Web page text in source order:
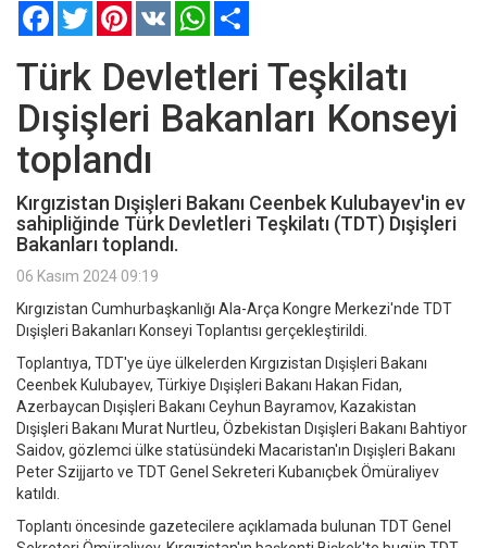
FacebookTwitterPinterest
VK WhatsApp
Türk Devletleri Teşkilatı
Dışişleri Bakanları Konseyi
toplandı
Kırgızistan Dışişleri Bakanı Ceenbek Kulubayev'in ev
sahipliğinde Türk Devletleri Teşkilatı (TDT) Dışişleri
Bakanları toplandı.
06 Kasım 2024 09:19
Kırgızistan Cumhurbaşkanlığı Ala-Arça Kongre Merkezi'nde TDT
Dışişleri Bakanları Konseyi Toplantısı gerçekleştirildi.
Toplantıya, TDT'ye üye ülkelerden Kırgızistan Dışişleri Bakanı
Ceenbek Kulubayev, Türkiye Dışişleri Bakanı Hakan Fidan,
Azerbaycan Dışişleri Bakanı Ceyhun Bayramov, Kazakistan
Dışişleri Bakanı Murat Nurtleu, Özbekistan Dışişleri Bakanı Bahtiyor
Saidov, gözlemci ülke statüsündeki Macaristan'ın Dışişleri Bakanı
Peter Szijjarto ve TDT Genel Sekreteri Kubanıçbek Ömüraliyev
katıldı.
Toplantı öncesinde gazetecilere açıklamada bulunan TDT Genel